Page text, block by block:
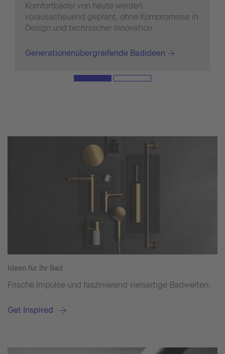
Komfortbäder von heute werden
vorausschauend geplant, ohne Kompromisse in
Design und technischer Innovation.
Generationenübergreifende Badideen
Ideen für Ihr Bad
Frische Impulse und faszinierend vielseitige Badwelten.
Get Inspired